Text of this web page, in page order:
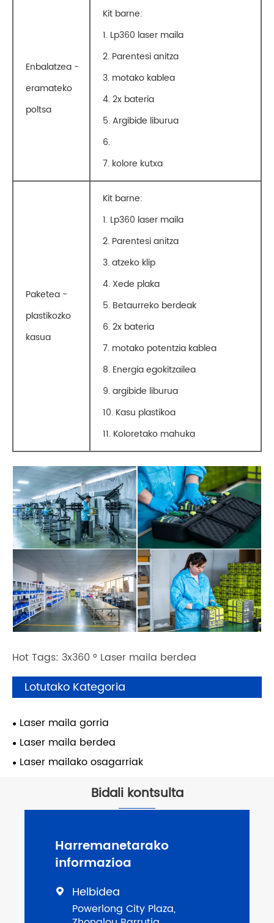
Enbalatzea - ​​
eramateko
poltsa
Kit barne:
1. Lp360 laser maila
2. Parentesi anitza
3. motako kablea
4. 2x bateria
5. Argibide liburua
6.
7. kolore kutxa
Paketea -
plastikozko
kasua
Kit barne:
1. Lp360 laser maila
2. Parentesi anitza
3. atzeko klip
4. Xede plaka
5. Betaurreko berdeak
6. 2x bateria
7. motako potentzia kablea
8. Energia egokitzailea
9. argibide liburua
10. Kasu plastikoa
11. Koloretako mahuka
Hot Tags: 3x360 ° Laser maila berdea
Lotutako Kategoria
Laser maila gorria
Laser maila berdea
Laser mailako osagarriak
Bidali kontsulta
Harremanetarako
informazioa
 Helbidea
Powerlong City Plaza,